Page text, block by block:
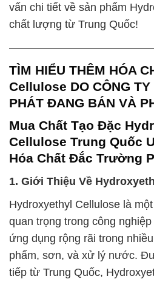
vấn chi tiết về sản phẩm
chất lượng từ Trung Quốc!
TÌM HIỂU THÊM HÓA
Cellulose DO CÔNG
PHÁT ĐANG BÁN VÀ
Mua Chất Tạo Đặc
Cellulose Trung Quốc
Hóa Chất Đắc Trường
1. Giới Thiệu Về
Hydroxyethyl Cellulose là
quan trọng trong công
ứng dụng rộng rãi trong
phẩm, sơn, và xử lý nước.
tiếp từ Trung Quốc,